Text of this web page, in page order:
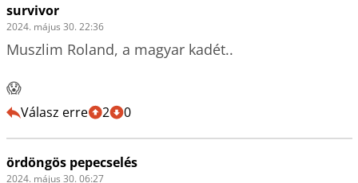
survivor
2024. május 30. 22:36
Muszlim Roland, a magyar kadét..
😱
Válasz erre 2 0
ördöngös pepecselés
2024. május 30. 06:27